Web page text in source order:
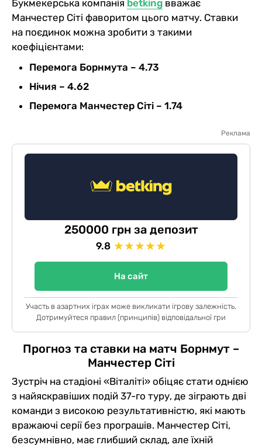
Букмекерська компанія betking вважає
Манчестер Сіті фаворитом цього матчу. Ставки
на поєдинок можна зробити з такими
коефіцієнтами:
Перемога Борнмута – 4.73
Нічия – 4.62
Перемога Манчестер Сіті – 1.74
Реклама
250000 грн за депозит
9.8 ★★★★★
На сайт
Участь в азартних іграх може викликати ігрову залежність.
Дотримуйтеся правил (принципів) відповідальної гри
Прогноз та ставки на матч Борнмут –
Манчестер Сіті
Зустріч на стадіоні «Віталіті» обіцяє стати однією
з найяскравіших подій 37-го туру, де зіграють дві
команди з високою результативністю, які мають
вражаючі серії без програшів. Манчестер Сіті,
безсумнівно, має глибший склад, але їхній